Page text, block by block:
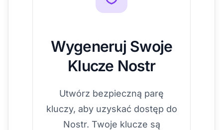
Wygeneruj Swoje
Klucze Nostr
Utwórz bezpieczną parę
kluczy, aby uzyskać dostęp do
Nostr. Twoje klucze są